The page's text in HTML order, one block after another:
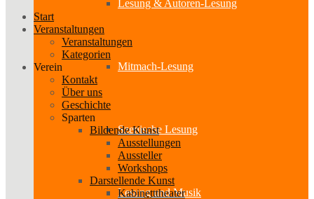
Lesung & Autoren-Lesung
Mitmach-Lesung
Szenische Lesung
Lesung und Musik
Start
Veranstaltungen
Veranstaltungen
Kategorien
Verein
Kontakt
Über uns
Geschichte
Sparten
Bildende Kunst
Ausstellungen
Aussteller
Workshops
Darstellende Kunst
Kabinetttheater